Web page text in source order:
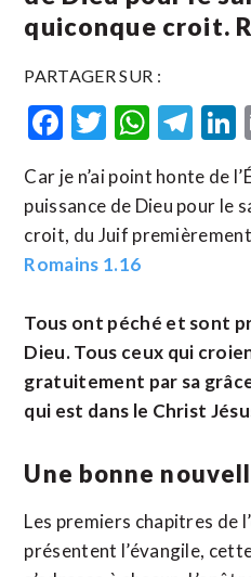
quiconque croit.
PARTAGER SUR :
Facebook
Twitter
Car je n’ai point honte de
puissance de Dieu pour le
croit, du Juif
Romains 1.16
Tous ont péché et sont
Dieu. Tous ceux qui
gratuitement par sa
qui est dans le Christ
Une bonne
Les premiers chapitres de
présentent l’évangile,